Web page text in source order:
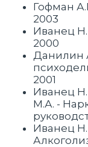
Гофман
2003
Иванец
2000
Данилин
2001
Иванец
М.А. -
Иванец